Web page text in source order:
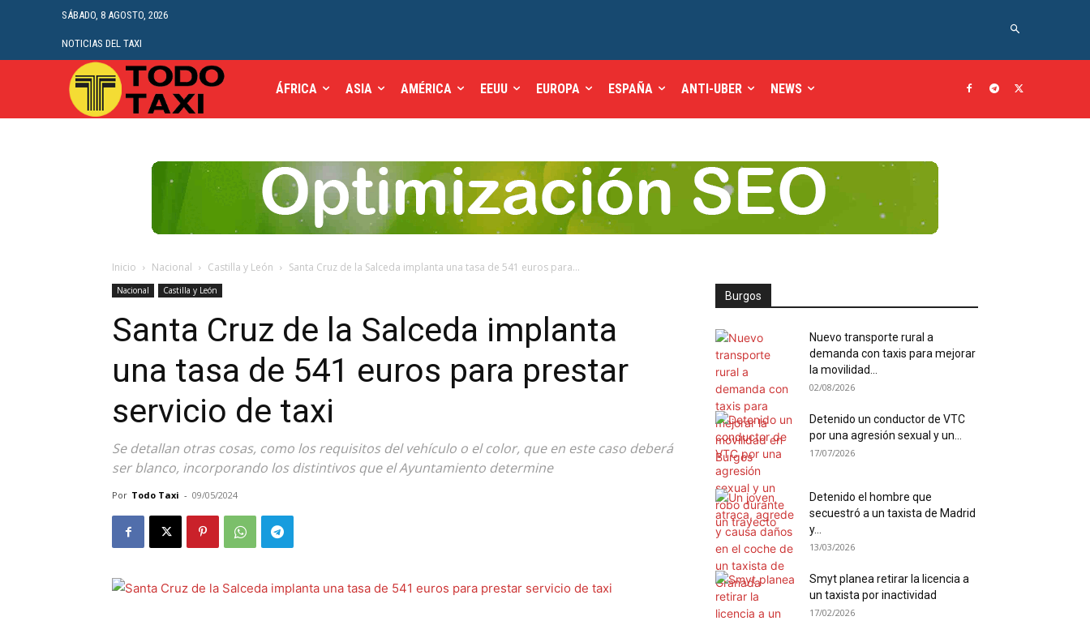
SÁBADO, 8 AGOSTO, 2026
NOTICIAS DEL TAXI
ÁFRICA ASIA AMÉRICA EEUU EUROPA ESPAÑA ANTI-UBER NEWS
Inicio Nacional Castilla y León Santa Cruz de la Salceda implanta una tasa de 541 euros para...
Nacional Castilla y León
Santa Cruz de la Salceda implanta
una tasa de 541 euros para prestar
servicio de taxi
Se detallan otras cosas, como los requisitos del vehículo o el color, que en este caso deberá
ser blanco, incorporando los distintivos que el Ayuntamiento determine
Por Todo Taxi - 09/05/2024
Burgos
Nuevo transporte rural a
demanda con taxis para mejorar
la movilidad...
02/08/2026
Detenido un conductor de VTC
por una agresión sexual y un...
17/07/2026
Detenido el hombre que
secuestró a un taxista de Madrid
y...
13/03/2026
Smyt planea retirar la licencia a
un taxista por inactividad
17/02/2026